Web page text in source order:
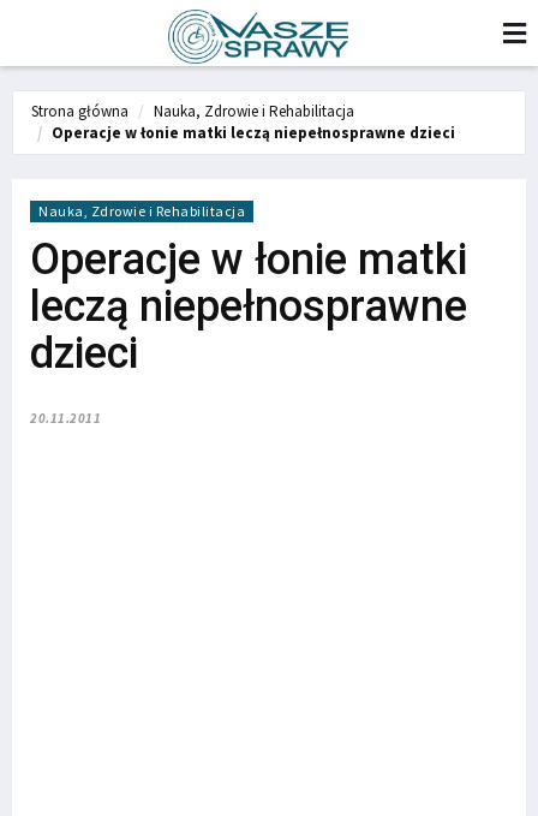
Strona główna
Nauka, Zdrowie i Rehabilitacja
Operacje w łonie matki leczą niepełnosprawne dzieci
Nauka, Zdrowie i Rehabilitacja
Operacje w łonie matki
leczą niepełnosprawne
dzieci
20.11.2011